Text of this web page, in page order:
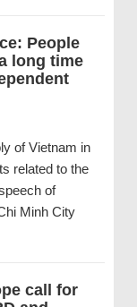
People
long time
of Vietnam in
related to the
of
Minh City
call for